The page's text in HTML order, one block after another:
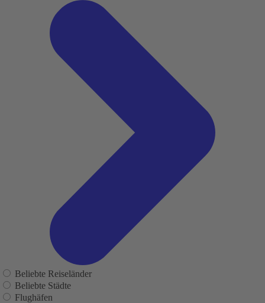
Beliebte Reiseländer
Beliebte Städte
Flughäfen